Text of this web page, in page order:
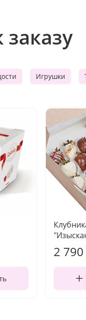
Игрушки
2 790